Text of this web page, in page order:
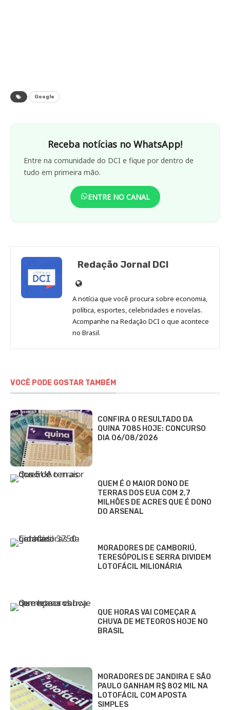
Google
Receba notícias no WhatsApp!
Entre na comunidade do DCI e fique por dentro de
tudo em primeira mão.
ENTRE NO CANAL
Redação Jornal DCI
Site
de
Redação
Jornal
DCI
A notícia que você procura sobre economia,
política, esportes, celebridades e novelas.
Acompanhe na Redação DCI o que acontece
no Brasil.
VOCÊ PODE GOSTAR TAMBÉM
CONFIRA O RESULTADO DA
QUINA 7085 HOJE: CONCURSO
DIA 06/08/2026
QUEM É O MAIOR DONO DE
TERRAS DOS EUA COM 2,7
MILHÕES DE ACRES QUE É DONO
DO ARSENAL
MORADORES DE CAMBORIÚ,
TERESÓPOLIS E SERRA DIVIDEM
LOTOFÁCIL MILIONÁRIA
QUE HORAS VAI COMEÇAR A
CHUVA DE METEOROS HOJE NO
BRASIL
MORADORES DE JANDIRA E SÃO
PAULO GANHAM R$ 802 MIL NA
LOTOFÁCIL COM APOSTA
SIMPLES